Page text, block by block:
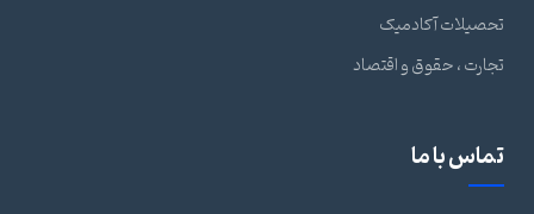
تحصیلات آکادمیک
تجارت ، حقوق و اقتصاد
تماس با ما